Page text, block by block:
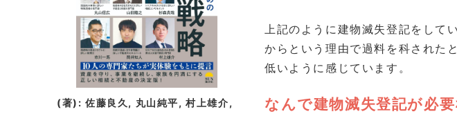
上記のように建物滅失登記をして
からという理由で過料を科された
低いように感じています。
なんで建物滅失登記が必要
(著): 佐藤良久, 丸山純平, 村上雄介,